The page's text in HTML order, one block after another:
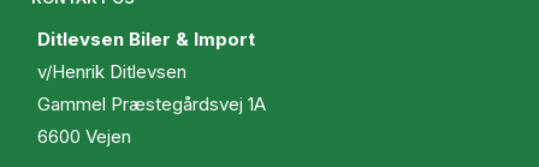
Ditlevsen Biler & Import
v/Henrik Ditlevsen
Gammel Præstegårdsvej 1A
6600 Vejen